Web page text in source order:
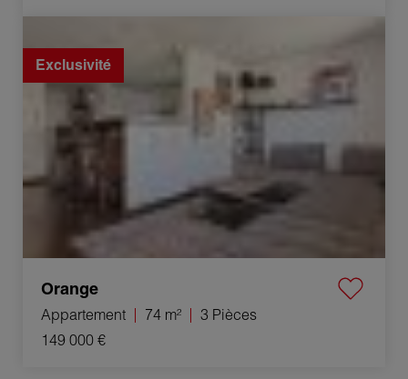
Exclusivité
Orange
Appartement 74 m²
3 Pièces
149 000 €